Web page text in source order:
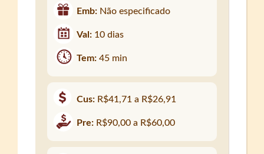
Emb: Não especificado
Val: 10 dias
Tem:45 min
Cus: R$41,71 a R$26,91
Pre: R$90,00 a R$60,00